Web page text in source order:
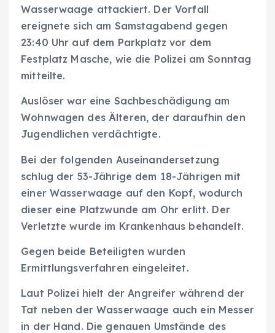
Wasserwaage attackiert. Der Vorfall
ereignete sich am Samstagabend gegen
23:40 Uhr auf dem Parkplatz vor dem
Festplatz Masche, wie die Polizei am Sonntag
mitteilte.
Auslöser war eine Sachbeschädigung am
Wohnwagen des Älteren, der daraufhin den
Jugendlichen verdächtigte.
Bei der folgenden Auseinandersetzung
schlug der 53-Jährige dem 18-Jährigen mit
einer Wasserwaage auf den Kopf, wodurch
dieser eine Platzwunde am Ohr erlitt. Der
Verletzte wurde im Krankenhaus behandelt.
Gegen beide Beteiligten wurden
Ermittlungsverfahren eingeleitet.
Laut Polizei hielt der Angreifer während der
Tat neben der Wasserwaage auch ein Messer
in der Hand. Die genauen Umstände des